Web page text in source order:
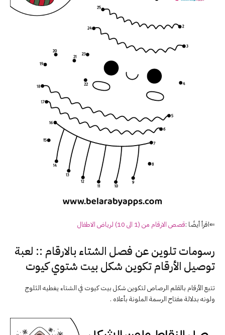
⇐اقرأ أيضًا :قصص الارقام من (1 الى 10) لرياض الاطفال
رسومات تلوين عن فصل الشتاء بالارقام :: لعبة
توصيل الأرقام تكوين شكل بيت شتوي كيوت
تتبع الأرقام بالقلم الرصاص لتكوين شكل بيت كيوت في الشتاء يغطيه الثلوج
ولونه بدلالة مفتاح الرسمة الملونة بأعلاه .